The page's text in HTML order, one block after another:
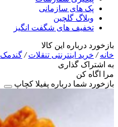
پک های سازمانی
وبلاگ گلچین
تخفیف های شگفت انگیز
بازخورد درباره این کالا
خانه/ خرید اینترنتی تنقلات/ گندمک
به اشتراک گذاری
مرا اگاه کن
بازخورد شما درباره پفیلا کچاپ